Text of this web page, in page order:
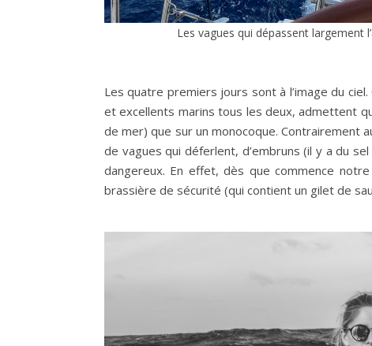
Les vagues qui dépassent largement
Les quatre premiers jours sont à l’image du
et excellents marins tous les deux, admettent
de mer) que sur un monocoque. Contrairement
de vagues qui déferlent, d’embruns (il y a du
dangereux. En effet, dès que commence
brassière de sécurité (qui contient un gilet de